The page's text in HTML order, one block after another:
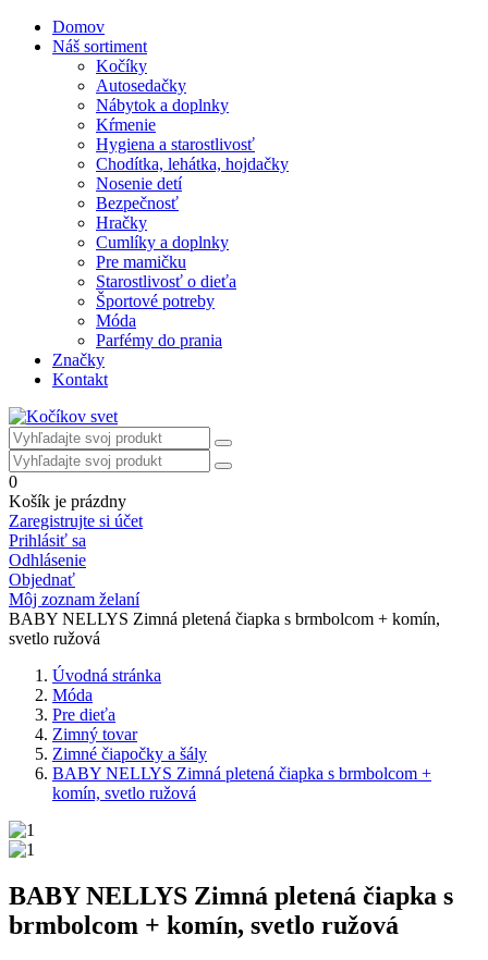
Domov
Náš sortiment
Kočíky
Autosedačky
Nábytok a doplnky
Kŕmenie
Hygiena a starostlivosť
Chodítka, lehátka, hojdačky
Nosenie detí
Bezpečnosť
Hračky
Cumlíky a doplnky
Pre mamičku
Starostlivosť o dieťa
Športové potreby
Móda
Parfémy do prania
Značky
Kontakt
0
Košík je prázdny
Zaregistrujte si účet
Prihlásiť sa
Odhlásenie
Objednať
Môj zoznam želaní
BABY NELLYS Zimná pletená čiapka s brmbolcom + komín,
svetlo ružová
Úvodná stránka
Móda
Pre dieťa
Zimný tovar
Zimné čiapočky a šály
BABY NELLYS Zimná pletená čiapka s brmbolcom +
komín, svetlo ružová
BABY NELLYS Zimná pletená čiapka s
brmbolcom + komín, svetlo ružová